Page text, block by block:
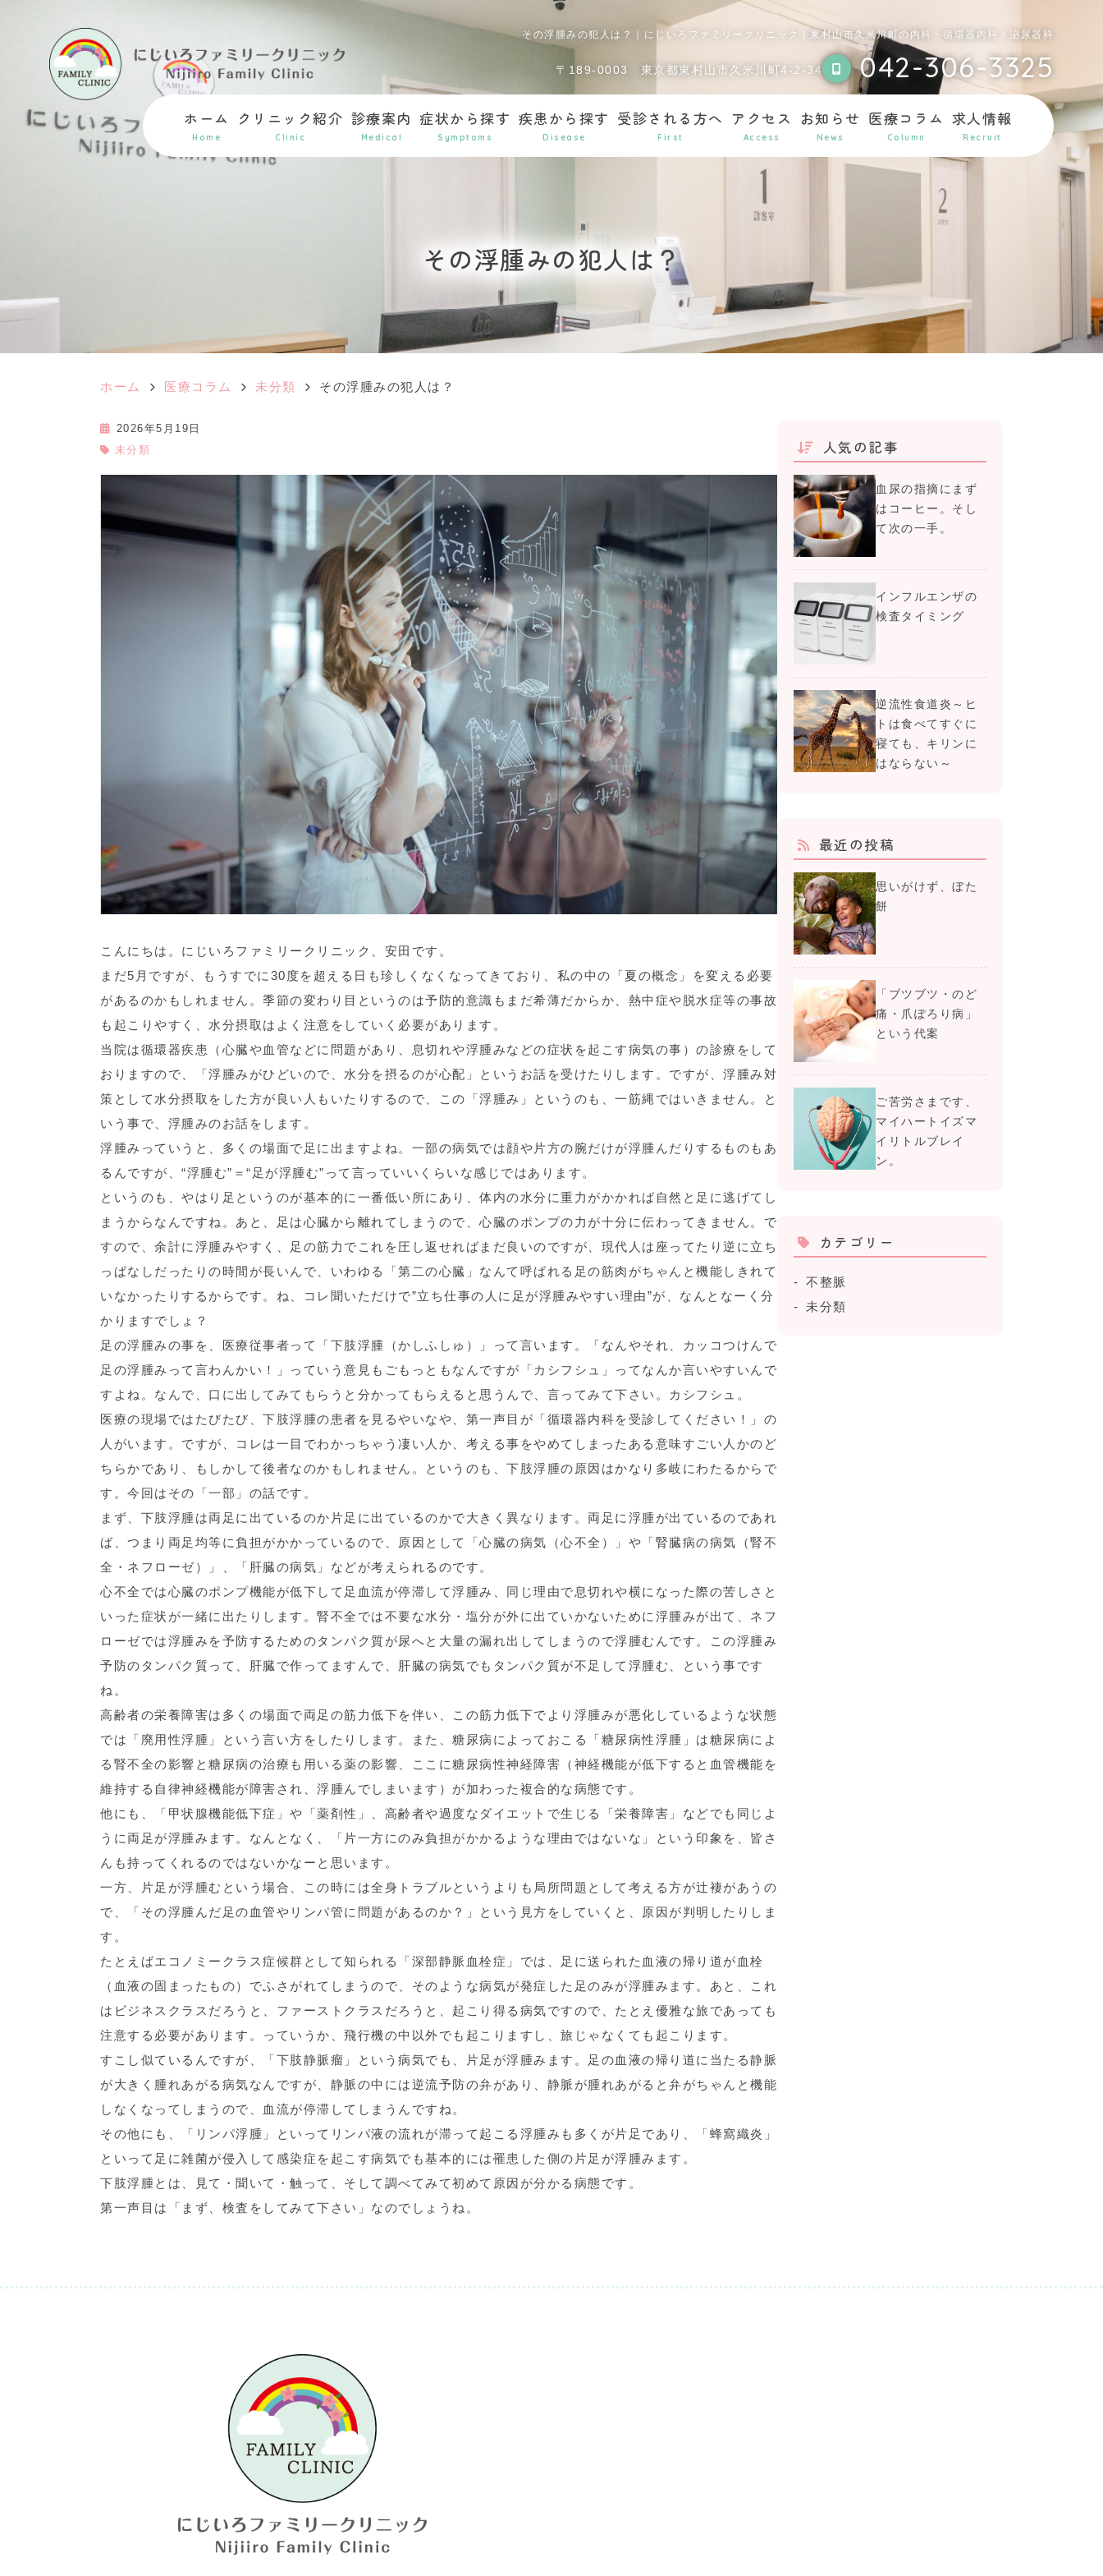
その浮腫みの犯人は？｜にじいろファミリークリニック｜東村山市久米川町の内科・循環器内科・泌尿器科
〒189-0003 東京都東村山市久米川町4-2-34 042-306-3325
ホーム
Home
クリニック紹介
Clinic
診療案内
Medical
症状から探す
Symptoms
疾患から探す
Disease
受診される方へ
First
アクセス
Access
お知らせ
News
医療コラム
Column
求人情報
Recruit
その浮腫みの犯人は？
ホーム 医療コラム 未分類 その浮腫みの犯人は？
2026年5月19日
未分類
こんにちは。にじいろファミリークリニック、安田です。
まだ5月ですが、もうすでに30度を超える日も珍しくなくなってきており、私の中の「夏の概念」を変える必要
があるのかもしれません。季節の変わり目というのは予防的意識もまだ希薄だからか、熱中症や脱水症等の事故
も起こりやすく、水分摂取はよく注意をしていく必要があります。
当院は循環器疾患（心臓や血管などに問題があり、息切れや浮腫みなどの症状を起こす病気の事）の診療をして
おりますので、「浮腫みがひどいので、水分を摂るのが心配」というお話を受けたりします。ですが、浮腫み対
策として水分摂取をした方が良い人もいたりするので、この「浮腫み」というのも、一筋縄ではいきません。と
いう事で、浮腫みのお話をします。
浮腫みっていうと、多くの場面で足に出ますよね。一部の病気では顔や片方の腕だけが浮腫んだりするものもあ
るんですが、“浮腫む”＝“足が浮腫む”って言っていいくらいな感じではあります。
というのも、やはり足というのが基本的に一番低い所にあり、体内の水分に重力がかかれば自然と足に逃げてし
まうからなんですね。あと、足は心臓から離れてしまうので、心臓のポンプの力が十分に伝わってきません。で
すので、余計に浮腫みやすく、足の筋力でこれを圧し返せればまだ良いのですが、現代人は座ってたり逆に立ち
っぱなしだったりの時間が長いんで、いわゆる「第二の心臓」なんて呼ばれる足の筋肉がちゃんと機能しきれて
いなかったりするからです。ね、コレ聞いただけで”立ち仕事の人に足が浮腫みやすい理由”が、なんとなーく分
かりますでしょ？
足の浮腫みの事を、医療従事者って「下肢浮腫（かしふしゅ）」って言います。「なんやそれ、カッコつけんで
足の浮腫みって言わんかい！」っていう意見もごもっともなんですが「カシフシュ」ってなんか言いやすいんで
すよね。なんで、口に出してみてもらうと分かってもらえると思うんで、言ってみて下さい。カシフシュ。
医療の現場ではたびたび、下肢浮腫の患者を見るやいなや、第一声目が「循環器内科を受診してください！」の
人がいます。ですが、コレは一目でわかっちゃう凄い人か、考える事をやめてしまったある意味すごい人かのど
ちらかであり、もしかして後者なのかもしれません。というのも、下肢浮腫の原因はかなり多岐にわたるからで
す。今回はその「一部」の話です。
まず、下肢浮腫は両足に出ているのか片足に出ているのかで大きく異なります。両足に浮腫が出ているのであれ
ば、つまり両足均等に負担がかかっているので、原因として「心臓の病気（心不全）」や「腎臓病の病気（腎不
全・ネフローゼ）」、「肝臓の病気」などが考えられるのです。
心不全では心臓のポンプ機能が低下して足血流が停滞して浮腫み、同じ理由で息切れや横になった際の苦しさと
いった症状が一緒に出たりします。腎不全では不要な水分・塩分が外に出ていかないために浮腫みが出て、ネフ
ローゼでは浮腫みを予防するためのタンパク質が尿へと大量の漏れ出してしまうので浮腫むんです。この浮腫み
予防のタンパク質って、肝臓で作ってますんで、肝臓の病気でもタンパク質が不足して浮腫む、という事です
ね。
高齢者の栄養障害は多くの場面で両足の筋力低下を伴い、この筋力低下でより浮腫みが悪化しているような状態
では「廃用性浮腫」という言い方をしたりします。また、糖尿病によっておこる「糖尿病性浮腫」は糖尿病によ
る腎不全の影響と糖尿病の治療も用いる薬の影響、ここに糖尿病性神経障害（神経機能が低下すると血管機能を
維持する自律神経機能が障害され、浮腫んでしまいます）が加わった複合的な病態です。
他にも、「甲状腺機能低下症」や「薬剤性」、高齢者や過度なダイエットで生じる「栄養障害」などでも同じよ
うに両足が浮腫みます。なんとなく、「片一方にのみ負担がかかるような理由ではないな」という印象を、皆さ
んも持ってくれるのではないかなーと思います。
一方、片足が浮腫むという場合、この時には全身トラブルというよりも局所問題として考える方が辻褄があうの
で、「その浮腫んだ足の血管やリンパ管に問題があるのか？」という見方をしていくと、原因が判明したりしま
す。
たとえばエコノミークラス症候群として知られる「深部静脈血栓症」では、足に送られた血液の帰り道が血栓
（血液の固まったもの）でふさがれてしまうので、そのような病気が発症した足のみが浮腫みます。あと、これ
はビジネスクラスだろうと、ファーストクラスだろうと、起こり得る病気ですので、たとえ優雅な旅であっても
注意する必要があります。っていうか、飛行機の中以外でも起こりますし、旅じゃなくても起こります。
すこし似ているんですが、「下肢静脈瘤」という病気でも、片足が浮腫みます。足の血液の帰り道に当たる静脈
が大きく腫れあがる病気なんですが、静脈の中には逆流予防の弁があり、静脈が腫れあがると弁がちゃんと機能
しなくなってしまうので、血流が停滞してしまうんですね。
その他にも、「リンパ浮腫」といってリンパ液の流れが滞って起こる浮腫みも多くが片足であり、「蜂窩織炎」
といって足に雑菌が侵入して感染症を起こす病気でも基本的には罹患した側の片足が浮腫みます。
下肢浮腫とは、見て・聞いて・触って、そして調べてみて初めて原因が分かる病態です。
第一声目は「まず、検査をしてみて下さい」なのでしょうね。
人気の記事
血尿の指摘にまず
はコーヒー。そし
て次の一手。
インフルエンザの
検査タイミング
逆流性食道炎～ヒ
トは食べてすぐに
寝ても、キリンに
はならない～
最近の投稿
思いがけず、ぼた
餅
「ブツブツ・のど
痛・爪ぽろり病」
という代案
ご苦労さまです、
マイハートイズマ
イリトルブレイ
ン。
カテゴリー
不整脈
未分類